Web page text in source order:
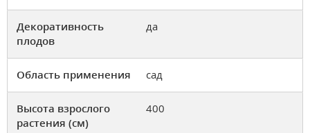
Декоративность
плодов
да
Область применения сад
Высота взрослого
растения (см)
400